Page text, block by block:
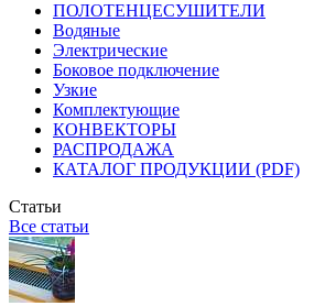
ПОЛОТЕНЦЕСУШИТЕЛИ
Водяные
Электрические
Боковое подключение
Узкие
Комплектующие
КОНВЕКТОРЫ
РАСПРОДАЖА
КАТАЛОГ ПРОДУКЦИИ (PDF)
Статьи
Все статьи